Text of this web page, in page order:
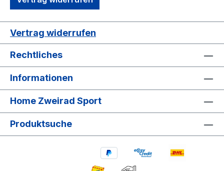
Vertrag widerrufen
Rechtliches
Informationen
Home Zweirad Sport
Produktsuche